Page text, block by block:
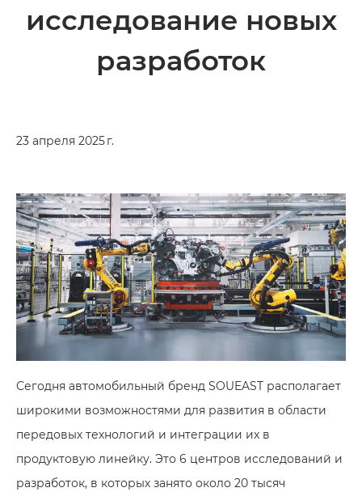
исследование новых
разработок
23 апреля 2025 г.
Сегодня автомобильный бренд SOUEAST располагает
широкими возможностями для развития в области
передовых технологий и интеграции их в
продуктовую линейку. Это 6 центров исследований и
разработок, в которых занято около 20 тысяч